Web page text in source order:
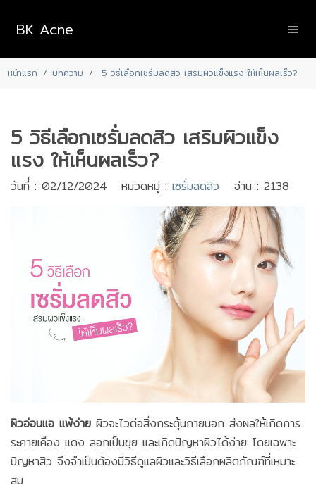
BK Acne
หน้าแรก บทความ 5 วิธีเลือกเซรั่มลดสิว เสริมผิวแข็งแรง ให้เห็นผลเร็ว?
5 วิธีเลือกเซรั่มลดสิว เสริมผิวแข็ง
แรง ให้เห็นผลเร็ว?
วันที่ : 02/12/2024 หมวดหมู่ : เซรั่มลดสิว อ่าน : 2138
ผิวอ่อนแอ แพ้ง่าย ผิวจะไวต่อสิ่งกระตุ้นภายนอก ส่งผลให้เกิดการ
ระคายเคือง แดง ลอกเป็นขุย และเกิดปัญหาผิวได้ง่าย โดยเฉพาะ
ปัญหาสิว จึงจำเป็นต้องมีวิธีดูแลผิวและวิธีเลือกผลิตภัณฑ์ที่เหมาะ
สม